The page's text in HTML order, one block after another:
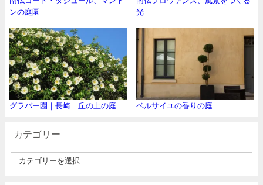
ンの庭園
光
グラバー園｜長崎 丘の上の庭 ベルサイユの香りの庭
カテゴリー